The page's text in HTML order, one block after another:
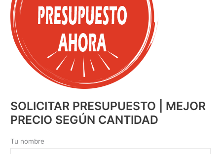
SOLICITAR PRESUPUESTO | MEJOR
PRECIO SEGÚN CANTIDAD
Tu nombre